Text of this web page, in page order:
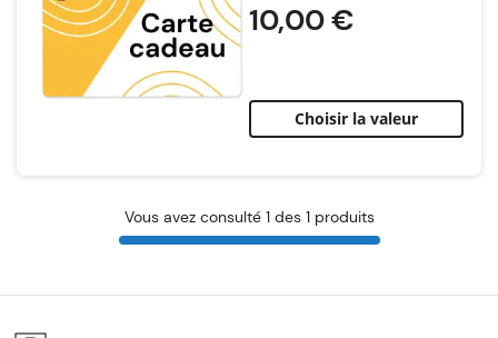
10,00 €
Choisir la valeur
Vous avez consulté 1 des 1 produits